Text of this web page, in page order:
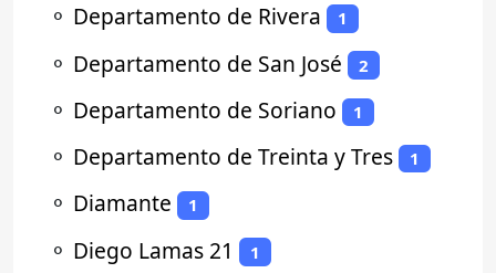
⚬ Departamento de Rivera 1
⚬ Departamento de San José 2
⚬ Departamento de Soriano 1
⚬ Departamento de Treinta y Tres 1
⚬ Diamante 1
⚬ Diego Lamas 21 1